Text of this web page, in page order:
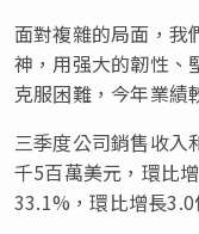
面對複雜的局面，我
神，用强大的韌性、
克服困難，今年業績
三季度公司銷售收入
千5百萬美元，環比
33.1%，環比增長